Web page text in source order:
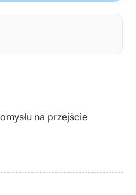
na przejście